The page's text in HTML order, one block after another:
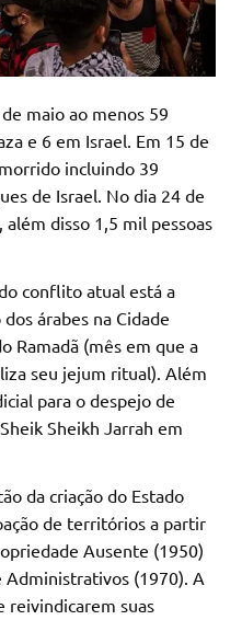
maio ao menos 59
e 6 em Israel. Em 15 de
incluindo 39
de Israel. No dia 24 de
disso 1,5 mil pessoas
conflito atual está a
árabes na Cidade
Ramadã (mês em que a
seu jejum ritual). Além
para o despejo de
Sheikh Jarrah em
da criação do Estado
de territórios a partir
Ausente (1950)
Administrativos (1970). A
reivindicarem suas